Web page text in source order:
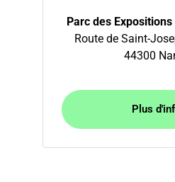
Parc des
Route de Saint-
44300
Plus